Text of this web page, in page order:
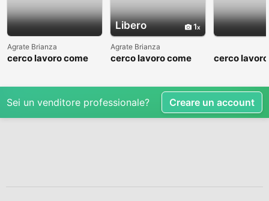
Agrate Brianza
cerco lavoro come
Libero 1
Agrate Brianza
cerco lavoro come
cerco
Sei un venditore professionale? Creare un account